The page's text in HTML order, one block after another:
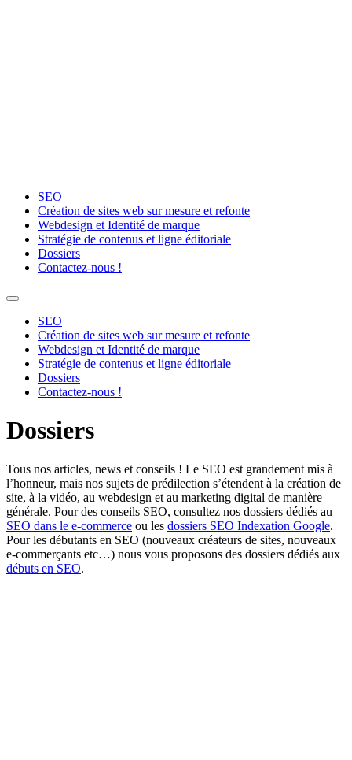
SEO
Création de sites web sur mesure et refonte
Webdesign et Identité de marque
Stratégie de contenus et ligne éditoriale
Dossiers
Contactez-nous !
SEO
Création de sites web sur mesure et refonte
Webdesign et Identité de marque
Stratégie de contenus et ligne éditoriale
Dossiers
Contactez-nous !
Dossiers
Tous nos articles, news et conseils ! Le SEO est grandement mis à
l’honneur, mais nos sujets de prédilection s’étendent à la création de
site, à la vidéo, au webdesign et au marketing digital de manière
générale. Pour des conseils SEO, consultez nos dossiers dédiés au
SEO dans le e-commerce ou les dossiers SEO Indexation Google.
Pour les débutants en SEO (nouveaux créateurs de sites, nouveaux
e-commerçants etc…) nous vous proposons des dossiers dédiés aux
débuts en SEO.